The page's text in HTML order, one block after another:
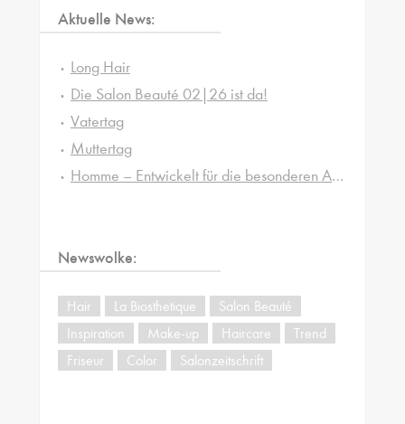
Aktuelle News:
Long Hair
Die Salon Beauté 02|26 ist da!
Vatertag
Muttertag
Homme – Entwickelt für die besonderen Ansprüche von Männerhaut und -haar
Newswolke:
Hair La Biosthetique
Salon Beauté
Inspiration
Make-up Haircare
Trend
Friseur
Color Salonzeitschrift